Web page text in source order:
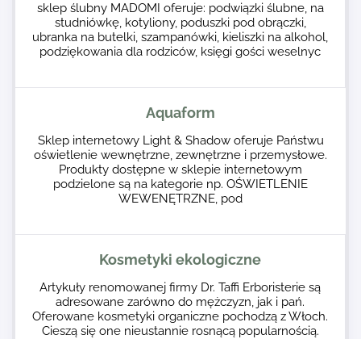
sklep ślubny MADOMI oferuje: podwiązki ślubne, na
studniówkę, kotyliony, poduszki pod obrączki,
ubranka na butelki, szampanówki, kieliszki na alkohol,
podziękowania dla rodziców, księgi gości weselnyc
Aquaform
Sklep internetowy Light & Shadow oferuje Państwu
oświetlenie wewnętrzne, zewnętrzne i przemysłowe.
Produkty dostępne w sklepie internetowym
podzielone są na kategorie np. OŚWIETLENIE
WEWENĘTRZNE, pod
Kosmetyki ekologiczne
Artykuły renomowanej firmy Dr. Taffi Erboristerie są
adresowane zarówno do mężczyzn, jak i pań.
Oferowane kosmetyki organiczne pochodzą z Włoch.
Cieszą się one nieustannie rosnącą popularnością.